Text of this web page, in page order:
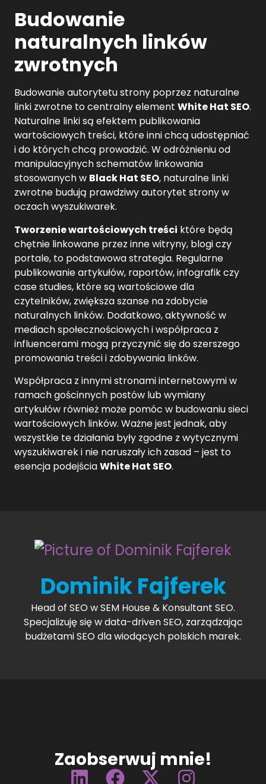
Budowanie
naturalnych linków
zwrotnych
Budowanie autorytetu strony poprzez naturalne
linki zwrotne to centralny element White Hat SEO.
Naturalne linki są efektem publikowania
wartościowych treści, które inni chcą udostępniać
i do których chcą prowadzić. W odróżnieniu od
manipulacyjnych schematów linkowania
stosowanych w Black Hat SEO, naturalne linki
zwrotne budują prawdziwy autorytet strony w
oczach wyszukiwarek.
Tworzenie wartościowych treści które będą
chętnie linkowane przez inne witryny, blogi czy
portale, to podstawowa strategia. Regularne
publikowanie artykułów, raportów, infografik czy
case studies, które są wartościowe dla
czytelników, zwiększa szanse na zdobycie
naturalnych linków. Dodatkowo, aktywność w
mediach społecznościowych i współpraca z
influencerami mogą przyczynić się do szerszego
promowania treści i zdobywania linków.
Współpraca z innymi stronami internetowymi w
ramach gościnnych postów lub wymiany
artykułów również może pomóc w budowaniu sieci
wartościowych linków. Ważne jest jednak, aby
wszystkie te działania były zgodne z wytycznymi
wyszukiwarek i nie naruszały ich zasad – jest to
esencja podejściaWhite Hat SEO.
Dominik Fajferek
Head of SEO w SEM House & Konsultant SEO.
Specjalizuję się w data-driven SEO, zarządzając
budżetami SEO dla wiodących polskich marek.
Zaobserwuj mnie!